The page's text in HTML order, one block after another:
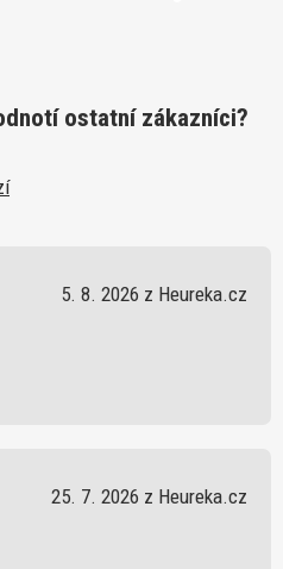
ostatní zákazníci?
5. 8. 2026 z Heureka.cz
25. 7. 2026 z Heureka.cz